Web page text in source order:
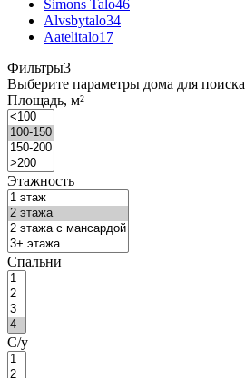
Simons Talo46
Alvsbytalo34
Aatelitalo17
Фильтры3
Выберите параметры дома для поиска
Площадь, м²
Этажность
Спальни
С/у